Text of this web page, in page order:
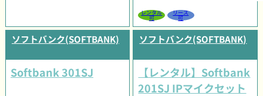
レンタル
可
リース
可
ソフトバンク(SOFTBANK)
Softbank 301SJ
ソフトバンク(SOFTBANK)
【レンタル】Softbank
201SJ IPマイクセット